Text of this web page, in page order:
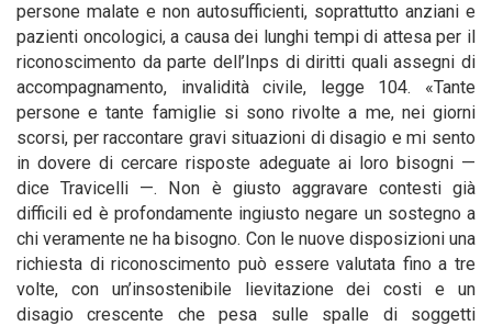
persone malate e non autosufficienti, soprattutto anziani e
pazienti oncologici, a causa dei lunghi tempi di attesa per il
riconoscimento da parte dell’Inps di diritti quali assegni di
accompagnamento, invalidità civile, legge 104. «Tante
persone e tante famiglie si sono rivolte a me, nei giorni
scorsi, per raccontare gravi situazioni di disagio e mi sento
in dovere di cercare risposte adeguate ai loro bisogni —
dice Travicelli —. Non è giusto aggravare contesti già
difficili ed è profondamente ingiusto negare un sostegno a
chi veramente ne ha bisogno. Con le nuove disposizioni una
richiesta di riconoscimento può essere valutata fino a tre
volte, con un’insostenibile lievitazione dei costi e un
disagio crescente che pesa sulle spalle di soggetti